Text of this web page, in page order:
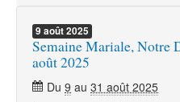
Sanctuaires & Pélerinages
9 août2025
Semaine Mariale, Notre
août 2025
Du 9 au 31 août 2025